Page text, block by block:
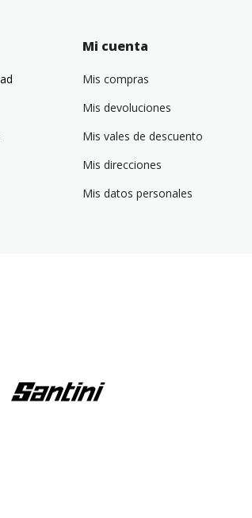
Mi cuenta
Mis compras
Mis devoluciones
Mis vales de descuento
Mis direcciones
Mis datos personales